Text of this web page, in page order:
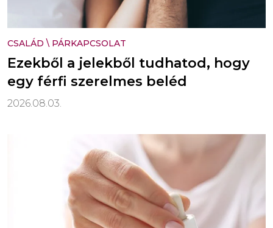
CSALÁD \ PÁRKAPCSOLAT
Ezekből a jelekből tudhatod, hogy
egy férfi szerelmes beléd
2026.08.03.